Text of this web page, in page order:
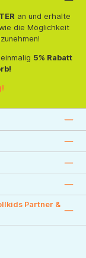
an und erhalte
die Möglichkeit
5% Rabatt
Partner &